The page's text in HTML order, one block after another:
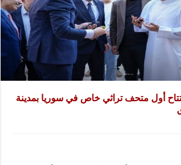
أول متحف تراثي خاص في سوريا بمدينة